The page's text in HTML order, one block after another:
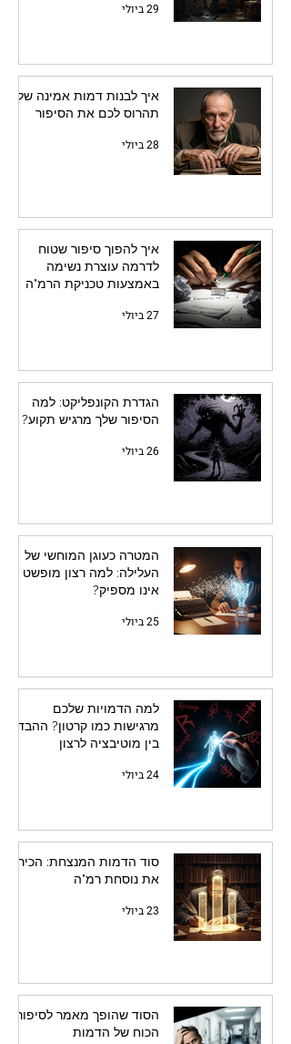
29 ביולי
איך לבנות דמות אמינה שלא
תהרוס לכם את הסיפור
28 ביולי
איך להפוך סיפור שטוח
לדרמה עוצרת נשימה
באמצעות טכניקת הרמ"ה
27 ביולי
הגדרת הקונפליקט: למה
הסיפור שלך מרגיש תקוע?
26 ביולי
המטרה כעוגן המוחשי של
העלילה: למה רצון מופשט
אינו מספיק?
25 ביולי
למה הדמויות שלכם
מרגישות כמו קרטון? ההבדל
בין מוטיבציה לרצון
24 ביולי
סוד הדמות המנצחת: הכירו
את נוסחת רמ"ה
23 ביולי
הסוד שהופך מאמר לסיפור:
הכוח של הדמות